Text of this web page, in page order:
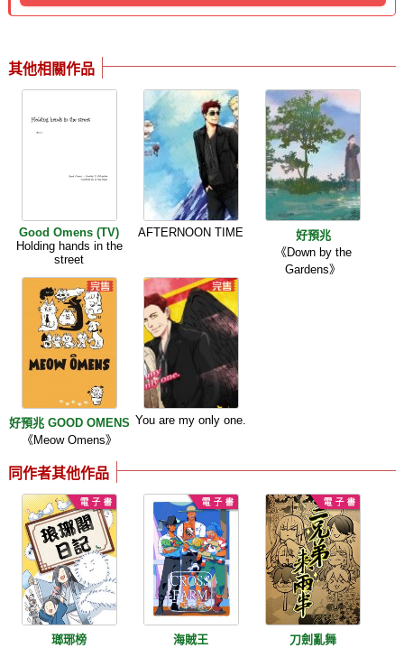
其他相關作品
Good Omens (TV)
Holding hands in the
street
AFTERNOON TIME
好預兆
《Down by the
Gardens》
好預兆 GOOD OMENS
《Meow Omens》
You are my only one.
同作者其他作品
瑯琊榜
海賊王
刀劍亂舞